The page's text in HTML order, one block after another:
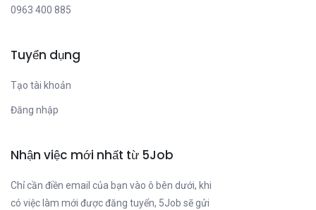
0963 400 885
Tuyển dụng
Tạo tài khoản
Đăng nhập
Nhận việc mới nhất từ 5Job
Chỉ cần điền email của bạn vào ô bên dưới, khi
có việc làm mới được đăng tuyển, 5Job sẽ gửi